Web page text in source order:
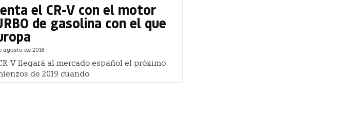
el CR-V con el motor
de gasolina con el que
agosto de 2018
V llegará al mercado español el próximo
de 2019 cuando